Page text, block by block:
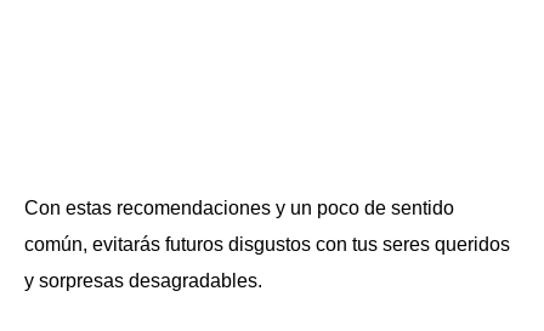
Con estas recomendaciones y un poco de sentido
común, evitarás futuros disgustos con tus seres queridos
y sorpresas desagradables.